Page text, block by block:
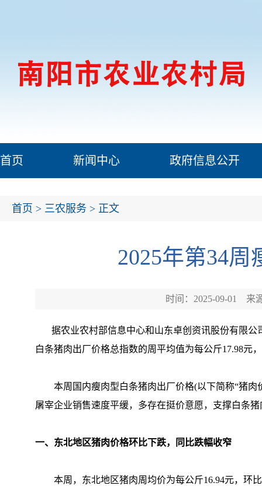
首页 新闻中心 政府信息公开
首页 > 三农服务 > 正文
2025年第34
时间：2025-09-01 来
据农业农村部信息中心和山东卓创资讯股份有限公
白条猪肉出厂价格总指数的周平均值为每公斤17.98元
本周国内瘦肉型白条猪肉出厂价格(以下简称“猪肉
屠宰企业销售速度平缓，多存在挺价意愿，支撑白条
一、东北地区猪肉价格环比下跌，同比跌幅收窄
本周，东北地区猪肉周均价为每公斤16.94元，环比